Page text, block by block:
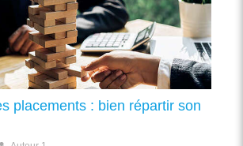
placements : bien répartir son